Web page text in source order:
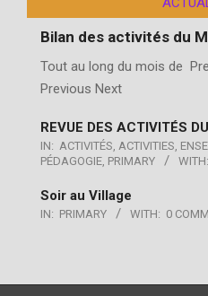
club
AS des
Bilan des activités du
Tout au long du mois de
Previous Next
REVUE DES ACTIVITÉS
IN: ACTIVITÉS, ACTIVITIES,
PÉDAGOGIE, PRIMARY WITH:
Soir au Village
IN: PRIMARY WITH: 0